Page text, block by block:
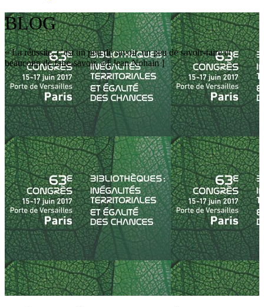
BLOG
« La réussite, c’est un peu de savoir, un peu de savoir-faire et
beaucoup de faire-savoir. » [ Jean Nohain ]